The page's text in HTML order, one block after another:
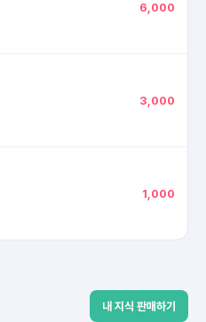
6,000
3,000
1,000
내 지식 판매하기